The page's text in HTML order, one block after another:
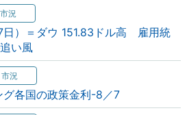
日）＝ダウ 151.83ドル高 雇用統
い風
各国の政策金利-8／7